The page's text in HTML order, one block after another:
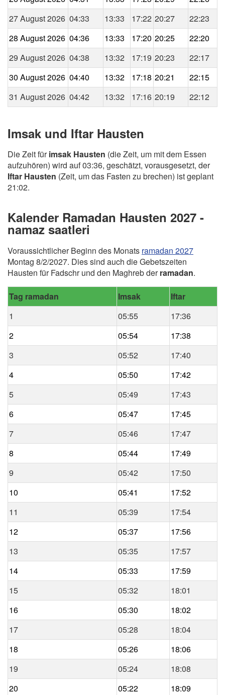
27 August 2026 04:33 13:33 17:22 20:27
22:23
28 August 2026 04:36 13:33 17:20 20:25
22:20
29 August 2026 04:38 13:32 17:19 20:23
22:17
30 August 2026 04:40 13:32 17:18 20:21
22:15
31 August 2026 04:42 13:32 17:16 20:19 22:12
Imsak und Iftar Hausten
Die Zeit fürimsak Hausten (die Zeit, um mit dem Essen
aufzuhören) wird auf 03:36, geschätzt, vorausgesetzt, der
Iftar Hausten (Zeit, um das Fasten zu brechen) ist geplant
21:02.
Kalender Ramadan Hausten 2027 -
namaz saatleri
Voraussichtlicher Beginn des Monats ramadan 2027
Montag 8/2/2027. Dies sind auch die Gebetszeiten
Hausten für Fadschr und den Maghreb derramadan.
Tag ramadan Imsak
Iftar
1
05:55
17:36
2
05:54
17:38
3
05:52
17:40
4
05:50
17:42
5
05:49
17:43
6
05:47
17:45
7
05:46
17:47
8
05:44
17:49
9
05:42
17:50
10
05:41
17:52
11
05:39
17:54
12
05:37
17:56
13
05:35
17:57
14
05:33
17:59
15
05:32
18:01
16
05:30
18:02
17
05:28
18:04
18
05:26
18:06
19
05:24
18:08
20
05:22
18:09